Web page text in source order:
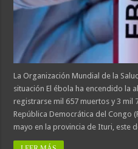
La Organización Mundial de la
situación El ébola ha encendido la
registrarse mil 657 muertos y 3 mil
República Democrática del Congo
mayo en la provincia de Ituri, este